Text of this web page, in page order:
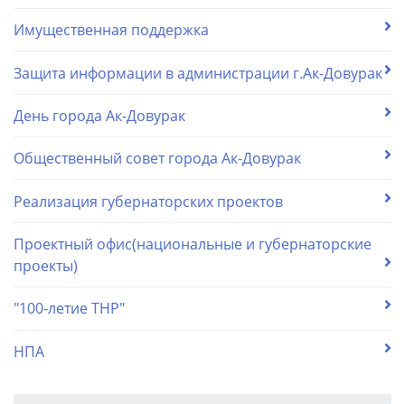
Имущественная поддержка
Защита информации в администрации г.Ак-Довурак
День города Ак-Довурак
Общественный совет города Ак-Довурак
Реализация губернаторских проектов
Проектный офис(национальные и губернаторские
проекты)
"100-летие ТНР"
НПА